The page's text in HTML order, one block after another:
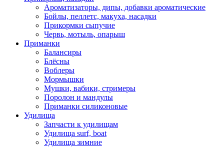
Ароматизаторы, дипы, добавки ароматические
Бойлы, пеллетс, макуха, насадки
Прикормки сыпучие
Червь, мотыль, опарыш
Приманки
Балансиры
Блёсны
Воблеры
Мормышки
Мушки, вабики, стримеры
Поролон и мандулы
Приманки силиконовые
Удилища
Запчасти к удилищам
Удилища surf, boat
Удилища зимние